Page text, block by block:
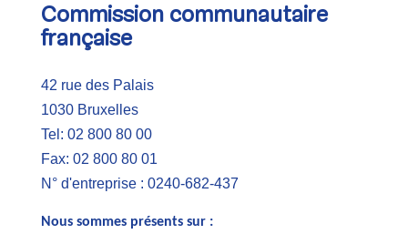
Commission communautaire
française
42 rue des Palais
1030 Bruxelles
Tel: 02 800 80 00
Fax: 02 800 80 01
N° d'entreprise : 0240-682-437
Nous sommes présents sur :